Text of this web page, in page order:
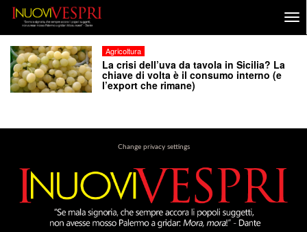
Agricoltura
La crisi dell’uva da tavola in Sicilia? La
chiave di volta è il consumo interno (e
l’export che rimane)
Change privacy settings